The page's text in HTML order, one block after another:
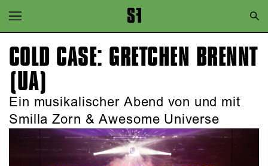
Zur Hauptnavigation springen
Zum Hauptinhalt springen
Zum Footer springen
COLD CASE: GRETCHEN BRENNT
(UA)
Ein musikalischer Abend von und mit
Smilla Zorn & Awesome Universe